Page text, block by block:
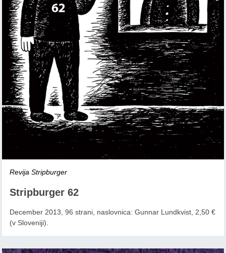
Revija Stripburger
Stripburger 62
December 2013, 96 strani, naslovnica: Gunnar Lundkvist, 2,50 €
(v Sloveniji).